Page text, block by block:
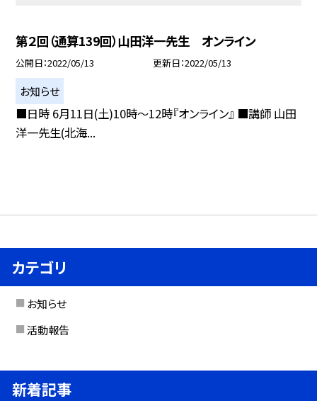
第２回（通算139回）山田洋一先生 オンライン
公開日 2022/05/13 更新日 2022/05/13
お知らせ
■日時 6月11日(土)10時〜12時『オンライン』 ■講師 山田
洋一先生(北海...
カテゴリ
お知らせ
活動報告
新着記事